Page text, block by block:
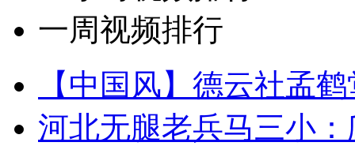
一周视频排行
【中国风】德云社孟
河北无腿老兵马三小